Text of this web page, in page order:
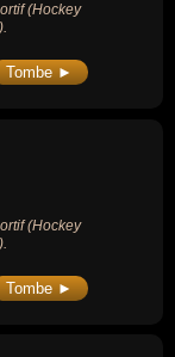
(Hockey
Tombe ►
(Hockey
Tombe ►